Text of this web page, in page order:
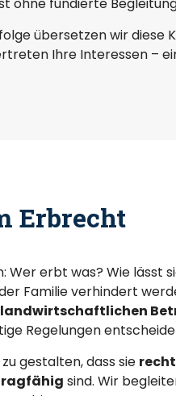
ohne fundierte
übersetzen wir diese
Ihre Interessen –
Erbrecht
erbt was? Wie lässt
Familie verhindert
Regelungen
gestalten, dass sie
sind. Wir